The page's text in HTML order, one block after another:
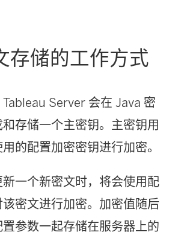
存储的工作方式
Server 会在 Java 密
存储一个主密钥。主密钥用
的配置加密密钥进行加密。
一个新密文时，将会使用配
密文进行加密。加密值随后
参数一起存储在服务器上的